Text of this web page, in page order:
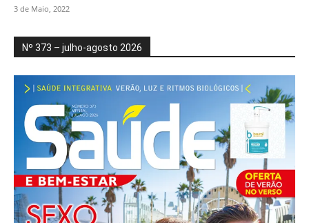
3 de Maio, 2022
Nº 373 – julho-agosto 2026